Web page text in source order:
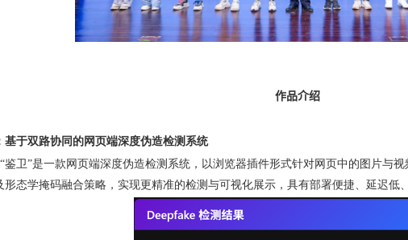
作品介绍
基于双路协同的网页端深度伪造检测系统
“鉴卫”是一款网页端深度伪造检测系统，以浏览器插件形式针对网页中的图片与
形态学掩码融合策略，实现更精准的检测与可视化展示，具有部署便捷、延迟低